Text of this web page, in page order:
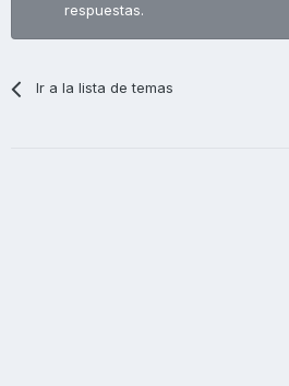
respuestas.
Ir a la lista de temas